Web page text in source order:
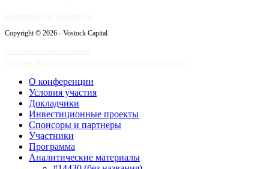
Copyright © 2026 - Vostock Capital
О конференции
Условия участия
Докладчики
Инвестиционные проекты
Спонсоры и партнеры
Участники
Программа
Аналитические материалы